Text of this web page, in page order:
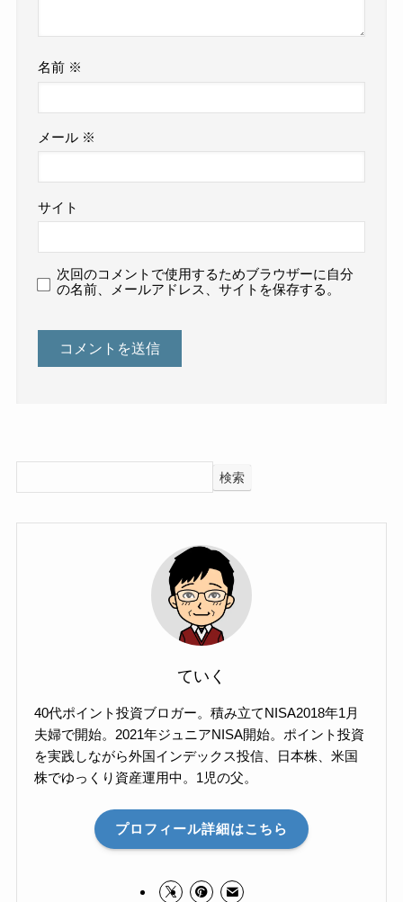
名前 ※
メール ※
サイト
次回のコメントで使用するためブラウザーに自分
の名前、メールアドレス、サイトを保存する。
検索
ていく
40代ポイント投資ブロガー。積み立てNISA2018年1月
夫婦で開始。2021年ジュニアNISA開始。ポイント投資
を実践しながら外国インデックス投信、日本株、米国
株でゆっくり資産運用中。1児の父。
プロフィール詳細はこちら